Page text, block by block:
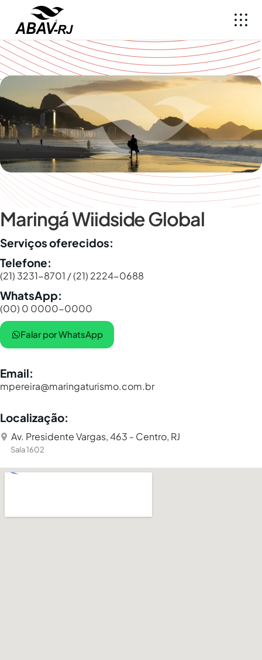
Maringá Wiidside Global
Serviços oferecidos:
Telefone:
(21) 3231-8701 / (21) 2224-0688
WhatsApp:
(00) 0 0000-0000
Falar por WhatsApp
Email:
mpereira@maringaturismo.com.br
Localização:
Av. Presidente Vargas, 463 - Centro, RJ
Sala 1602